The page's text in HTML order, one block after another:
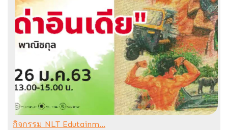
กิจกรรม NLT Edutainm...